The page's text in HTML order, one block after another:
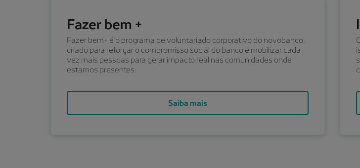
Fazer bem +
Fazer bem+ é o programa de voluntariado corporativo do novobanco,
criado para reforçar o compromisso social do banco e mobilizar cada
vez mais pessoas para gerar impacto real nas comunidades onde
estamos presentes.
Saiba mais